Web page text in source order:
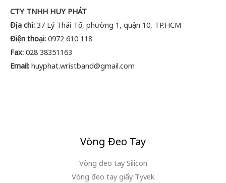
CTY TNHH HUY PHÁT
Địa chỉ: 37 Lý Thái Tổ, phường 1, quận 10, TP.HCM
Điện thoại: 0972 610 118
Fax: 028 38351163
Email: huyphat.wristband@gmail.com
Vòng Đeo Tay
Vòng đeo tay Silicon
Vòng đeo tay giấy Tyvek